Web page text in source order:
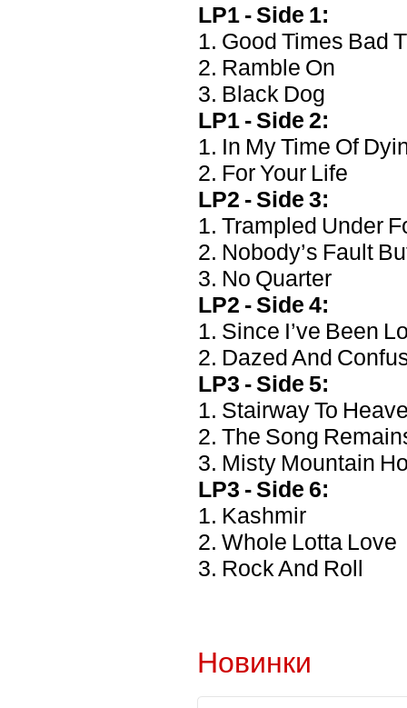
LP1 - Side 1:
1. Good Times Bad
2. Ramble On
3. Black Dog
LP1 - Side 2:
1. In My Time Of
2. For Your Life
LP2 - Side 3:
1. Trampled Under
2. Nobody’s Fault
3. No Quarter
LP2 - Side 4:
1. Since I’ve Been
2. Dazed And
LP3 - Side 5:
1. Stairway To
2. The Song
3. Misty Mountain
LP3 - Side 6:
1. Kashmir
2. Whole Lotta Love
3. Rock And Roll
Новинки